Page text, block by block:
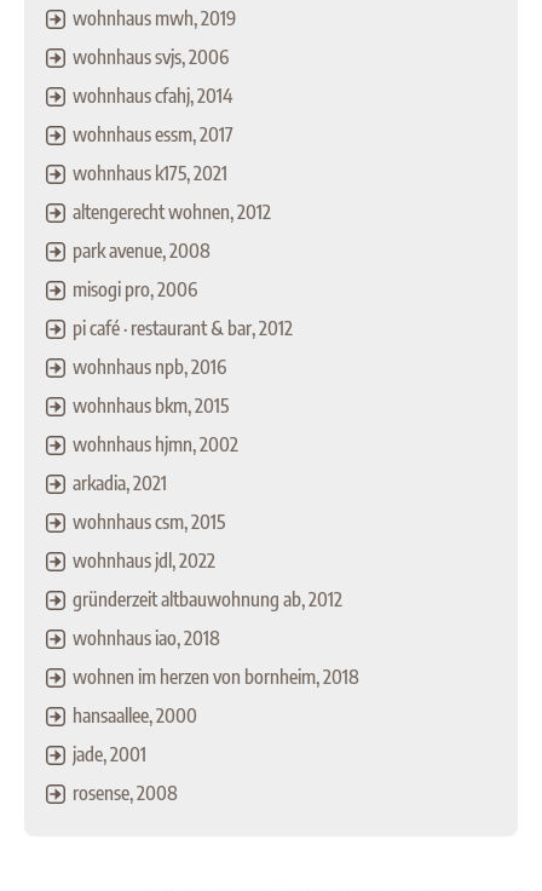
wohnhaus mwh, 2019
wohnhaus svjs, 2006
wohnhaus cfahj, 2014
wohnhaus essm, 2017
wohnhaus k175, 2021
altengerecht wohnen, 2012
park avenue, 2008
misogi pro, 2006
pi café · restaurant & bar, 2012
wohnhaus npb, 2016
wohnhaus bkm, 2015
wohnhaus hjmn, 2002
arkadia, 2021
wohnhaus csm, 2015
wohnhaus jdl, 2022
gründerzeit altbauwohnung ab, 2012
wohnhaus iao, 2018
wohnen im herzen von bornheim, 2018
hansaallee, 2000
jade, 2001
rosense, 2008